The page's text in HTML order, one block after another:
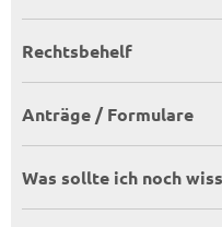
Rechtsbehelf
Anträge / Formulare
Was sollte ich noch